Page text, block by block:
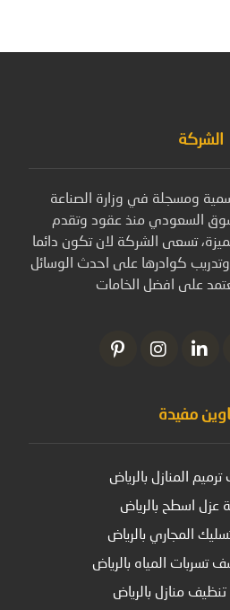
الشركة
ومسجلة في وزارة الصناعة
السعودي منذ عقود وتقدم
تسعى الشركة لان تكون دائما
كوادرها على احدث الوسائل
على افضل الخامات
مفيدة
المنازل بالرياض
عزل اسطح بالرياض
المجاري بالرياض
المياه بالرياض
منازل بالرياض